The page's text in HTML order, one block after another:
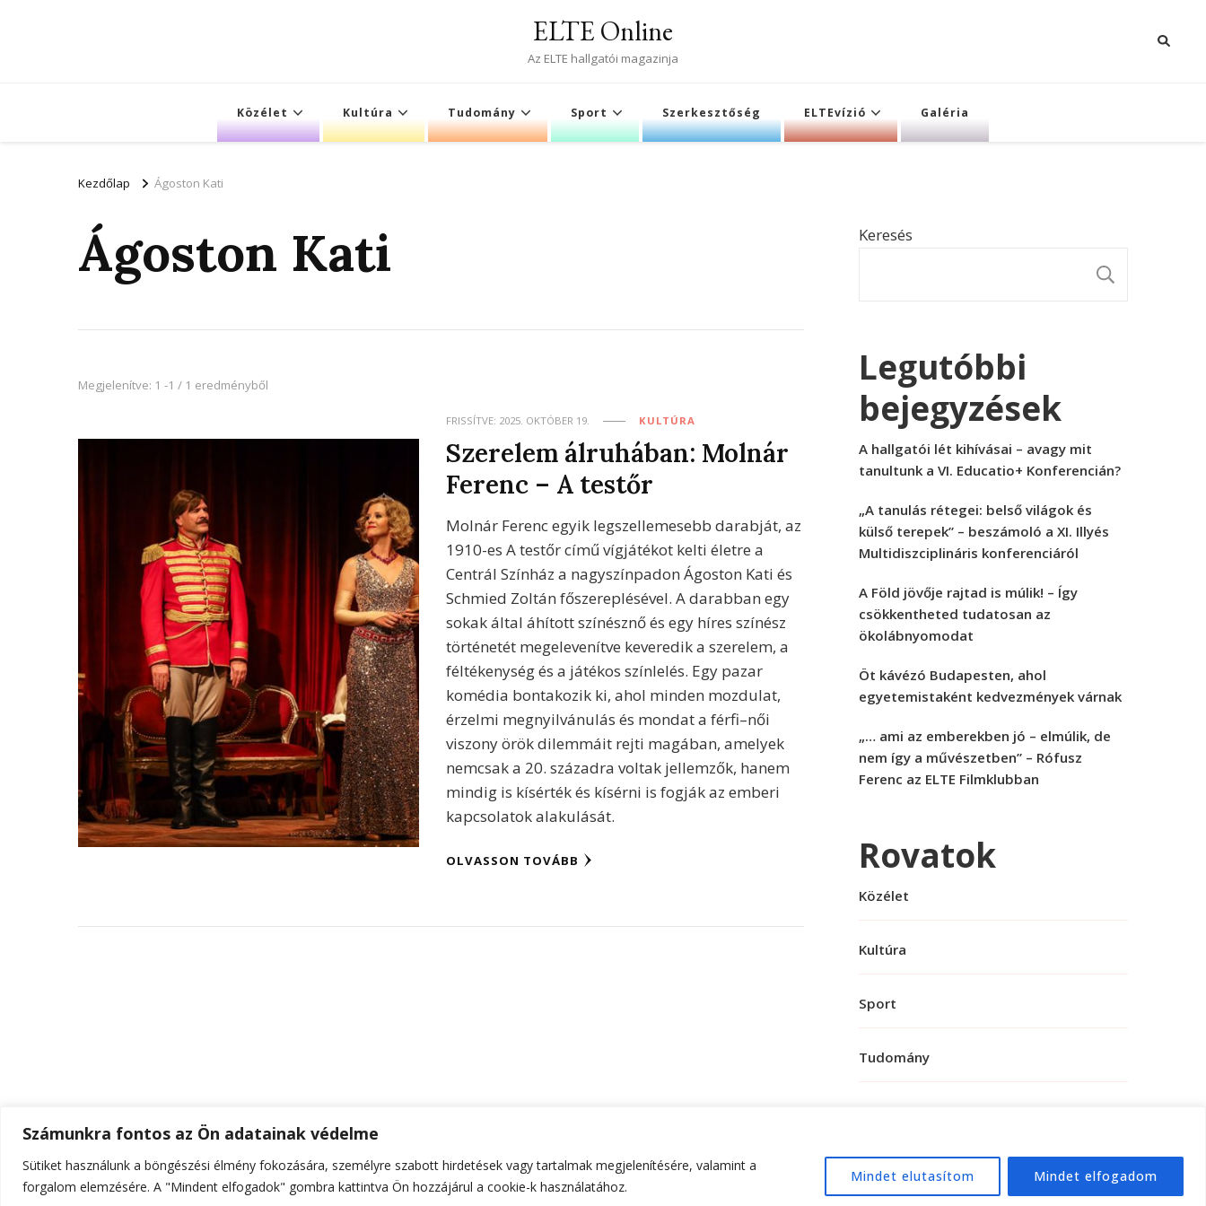
Számunkra fontos az Ön adatainak védelme
Sütiket használunk a böngészési élmény fokozására, személyre szabott hirdetések vagy tartalmak megjelenítésére, valamint a
forgalom elemzésére. A "Mindent elfogadok" gombra kattintva Ön hozzájárul a cookie-k használatához.
Mindet elutasítom Mindet elfogadom
ELTE Online
Az ELTE hallgatói magazinja
Közélet Kultúra Tudomány Sport Szerkesztőség ELTEvízió Galéria
Kezdőlap Ágoston Kati
Ágoston Kati
Megjelenítve: 1 -1 / 1 eredményből
FRISSÍTVE: 2025. OKTÓBER 19. KULTÚRA
Szerelem álruhában: Molnár
Ferenc – A testőr
Molnár Ferenc egyik legszellemesebb darabját, az
1910-es A testőr című vígjátékot kelti életre a
Centrál Színház a nagyszínpadon Ágoston Kati és
Schmied Zoltán főszereplésével. A darabban egy
sokak által áhított színésznő és egy híres színész
történetét megelevenítve keveredik a szerelem, a
féltékenység és a játékos színlelés. Egy pazar
komédia bontakozik ki, ahol minden mozdulat,
érzelmi megnyilvánulás és mondat a férfi–női
viszony örök dilemmáit rejti magában, amelyek
nemcsak a 20. századra voltak jellemzők, hanem
mindig is kísérték és kísérni is fogják az emberi
kapcsolatok alakulását.
OLVASSON TOVÁBB
Keresés
Legutóbbi
bejegyzések
A hallgatói lét kihívásai – avagy mit
tanultunk a VI. Educatio+ Konferencián?
„A tanulás rétegei: belső világok és
külső terepek” – beszámoló a XI. Illyés
Multidiszciplináris konferenciáról
A Föld jövője rajtad is múlik! – Így
csökkentheted tudatosan az
ökolábnyomodat
Öt kávézó Budapesten, ahol
egyetemistaként kedvezmények várnak
„… ami az emberekben jó – elmúlik, de
nem így a művészetben” – Rófusz
Ferenc az ELTE Filmklubban
Rovatok
Közélet
Kultúra
Sport
Tudomány
© Szerzői jog 2026ELTE Online . Minden jog fenntartva.Hello Fashion | Fejlesztette WordPress.